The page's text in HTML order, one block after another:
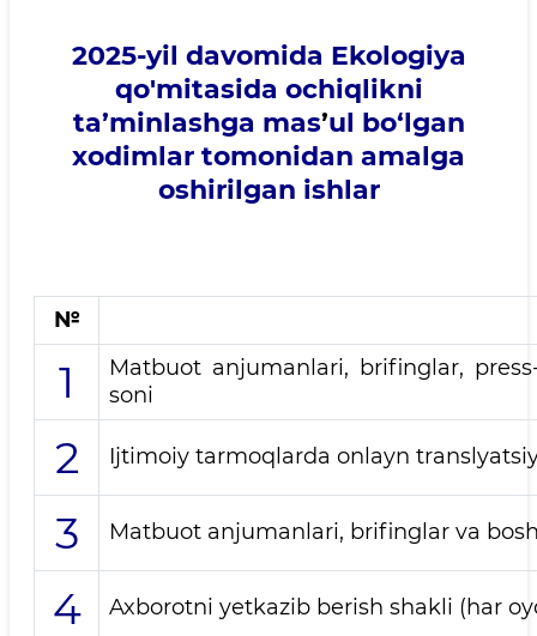
2025-yil davomida Ekologiya
qo'mitasida ochiqlikni
ta’minlashga mas’ul bo‘lgan
xodimlar tomonidan amalga
oshirilgan ishlar
№
1
Matbuot anjumanlari, brifinglar,
soni
2 Ijtimoiy tarmoqlarda onlayn
3 Matbuot anjumanlari, brifinglar va
4 Axborotni yetkazib berish shakli (har